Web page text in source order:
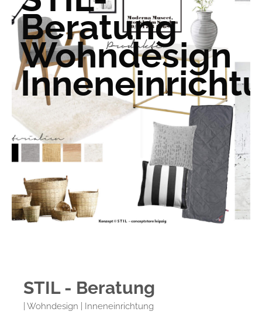
Beratung
Wohndesign
STIL - Beratung
| Wohndesign | Inneneinrichtung